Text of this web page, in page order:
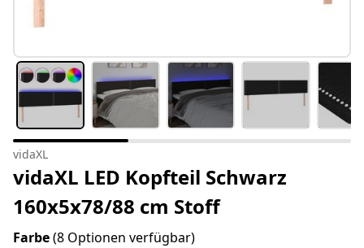
vidaXL
vidaXL LED Kopfteil Schwarz
160x5x78/88 cm Stoff
Farbe(8 Optionen verfügbar)